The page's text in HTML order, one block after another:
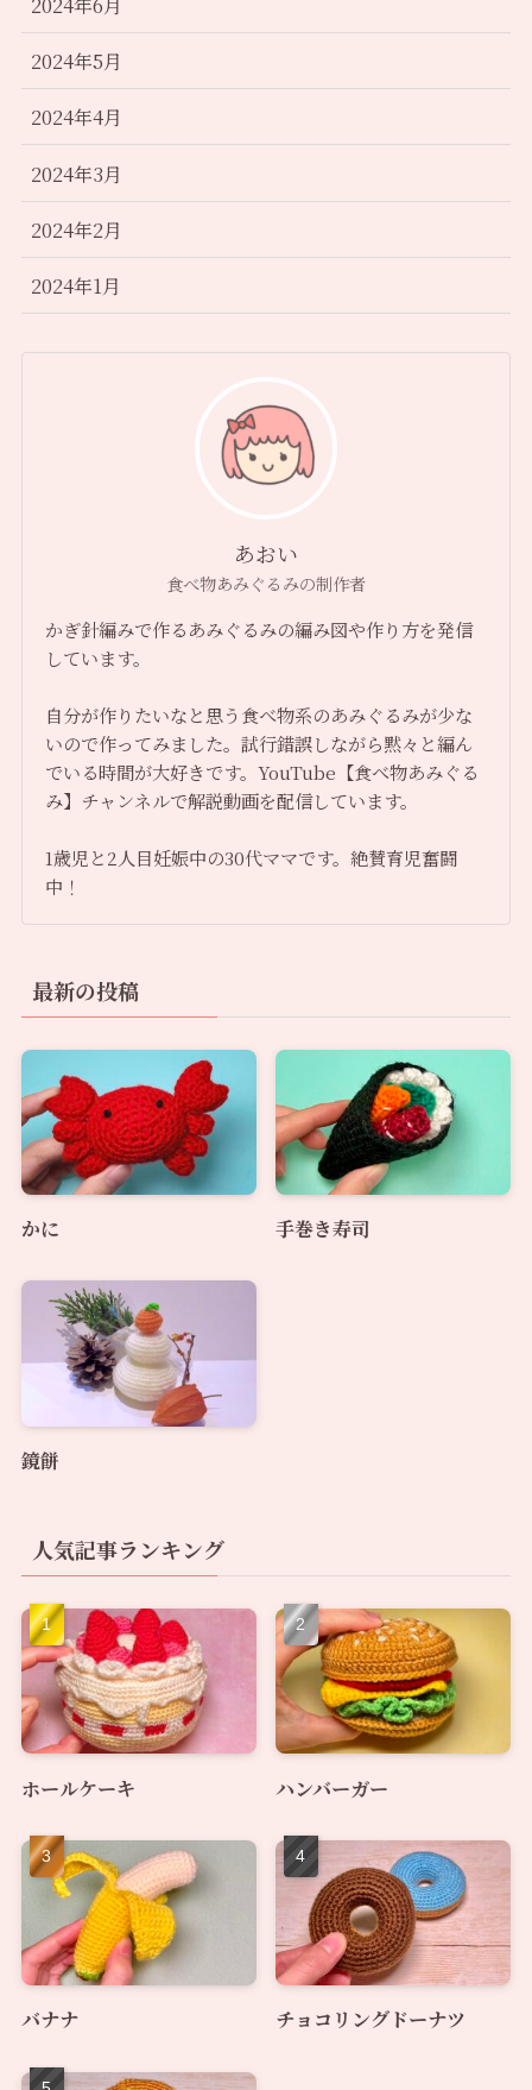
2024年5月
2024年4月
2024年3月
2024年2月
2024年1月
あおい
食べ物あみぐるみの制作者
かぎ針編みで作るあみぐるみの編み図や作り方を発信
しています。
自分が作りたいなと思う食べ物系のあみぐるみが少な
いので作ってみました。試行錯誤しながら黙々と編ん
でいる時間が大好きです。YouTube【食べ物あみぐる
み】チャンネルで解説動画を配信しています。
1歳児と2人目妊娠中の30代ママです。絶賛育児奮闘
中！
最新の投稿
かに 手巻き寿司
鏡餅
人気記事ランキング
ホールケーキ ハンバーガー
バナナ チョコリングドーナツ